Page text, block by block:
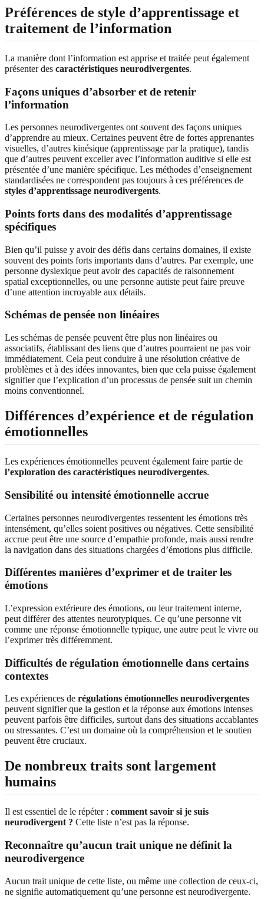
Préférences de style d’apprentissage et
traitement de l’information
La manière dont l’information est apprise et traitée peut également
présenter des caractéristiques neurodivergentes.
Façons uniques d’absorber et de retenir
l’information
Les personnes neurodivergentes ont souvent des façons uniques
d’apprendre au mieux. Certaines peuvent être de fortes apprenantes
visuelles, d’autres kinésique (apprentissage par la pratique), tandis
que d’autres peuvent exceller avec l’information auditive si elle est
présentée d’une manière spécifique. Les méthodes d’enseignement
standardisées ne correspondent pas toujours à ces préférences de
styles d’apprentissage neurodivergents.
Points forts dans des modalités d’apprentissage
spécifiques
Bien qu’il puisse y avoir des défis dans certains domaines, il existe
souvent des points forts importants dans d’autres. Par exemple, une
personne dyslexique peut avoir des capacités de raisonnement
spatial exceptionnelles, ou une personne autiste peut faire preuve
d’une attention incroyable aux détails.
Schémas de pensée non linéaires
Les schémas de pensée peuvent être plus non linéaires ou
associatifs, établissant des liens que d’autres pourraient ne pas voir
immédiatement. Cela peut conduire à une résolution créative de
problèmes et à des idées innovantes, bien que cela puisse également
signifier que l’explication d’un processus de pensée suit un chemin
moins conventionnel.
Différences d’expérience et de régulation
émotionnelles
Les expériences émotionnelles peuvent également faire partie de
l’exploration des caractéristiques neurodivergentes.
Sensibilité ou intensité émotionnelle accrue
Certaines personnes neurodivergentes ressentent les émotions très
intensément, qu’elles soient positives ou négatives. Cette sensibilité
accrue peut être une source d’empathie profonde, mais aussi rendre
la navigation dans des situations chargées d’émotions plus difficile.
Différentes manières d’exprimer et de traiter les
émotions
L’expression extérieure des émotions, ou leur traitement interne,
peut différer des attentes neurotypiques. Ce qu’une personne vit
comme une réponse émotionnelle typique, une autre peut le vivre ou
l’exprimer très différemment.
Difficultés de régulation émotionnelle dans certains
contextes
Les expériences de régulations émotionnelles neurodivergentes
peuvent signifier que la gestion et la réponse aux émotions intenses
peuvent parfois être difficiles, surtout dans des situations accablantes
ou stressantes. C’est un domaine où la compréhension et le soutien
peuvent être cruciaux.
De nombreux traits sont largement
humains
Il est essentiel de le répéter : comment savoir si je suis
neurodivergent ? Cette liste n’est pas la réponse.
Reconnaître qu’aucun trait unique ne définit la
neurodivergence
Aucun trait unique de cette liste, ou même une collection de ceux-ci,
ne signifie automatiquement qu’une personne est neurodivergente.